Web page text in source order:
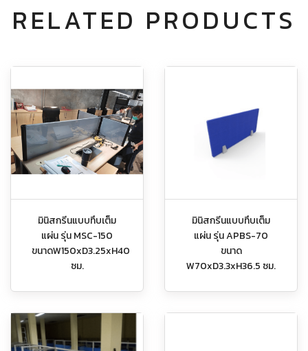
RELATED PRODUCTS
มินิสกรีนแบบทึบเต็ม
แผ่น รุ่น MSC-150
ขนาดW150xD3.25xH40
ซม.
มินิสกรีนแบบทึบเต็ม
แผ่น รุ่น APBS-70
ขนาด
W70xD3.3xH36.5 ซม.